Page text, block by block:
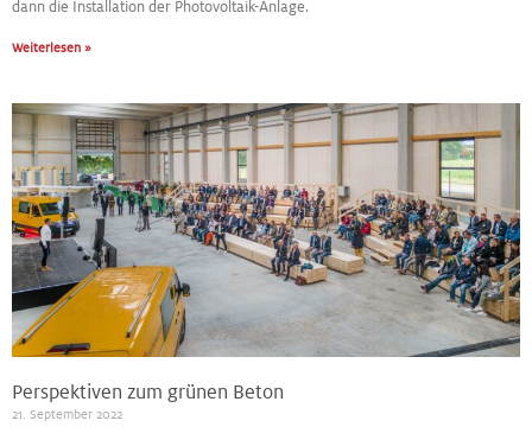
dann die Installation der Photovoltaik-Anlage.
Weiterlesen »
Perspektiven zum grünen Beton
21. September 2022